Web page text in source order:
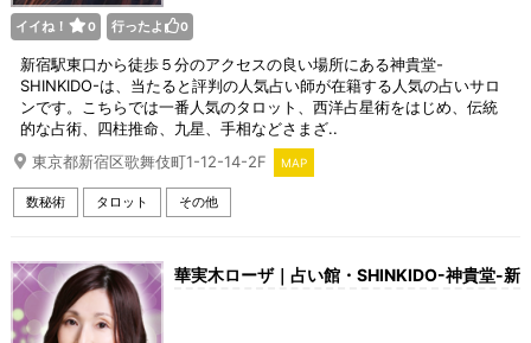
イイね！ 0 行ったよ 0
新宿駅東口から徒歩５分のアクセスの良い場所にある神貴堂-
SHINKIDO-は、当たると評判の人気占い師が在籍する人気の占いサロ
ンです。こちらでは一番人気のタロット、西洋占星術をはじめ、伝統
的な占術、四柱推命、九星、手相などさまざ..
東京都新宿区歌舞伎町1-12-14-2F
MAP
数秘術 タロット その他
華実木ローザ｜占い館・SHINKIDO-神貴堂-新